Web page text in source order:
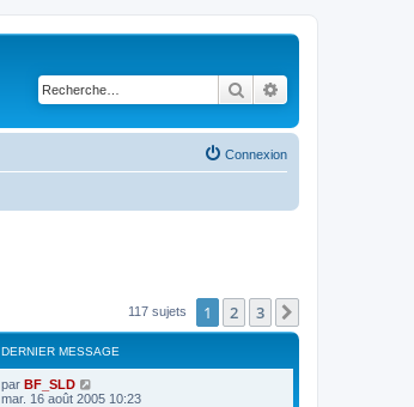
Rechercher
Connexion
117 sujets 1 2 3
DERNIER MESSAGE
par BF_SLD
mar. 16 août 2005 10:23